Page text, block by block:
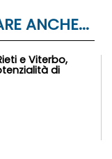
ANCHE...
e Viterbo,
di